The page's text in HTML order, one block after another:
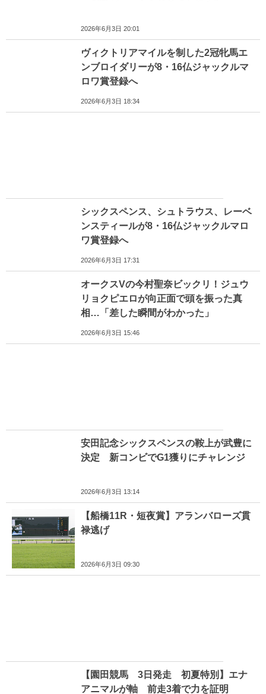
2026年6月3日 20:01
ヴィクトリアマイルを制した2冠牝馬エ
ンブロイダリーが8・16仏ジャックルマ
ロワ賞登録へ
2026年6月3日 18:34
シックスペンス、シュトラウス、レーベ
ンスティールが8・16仏ジャックルマロ
ワ賞登録へ
2026年6月3日 17:31
オークスVの今村聖奈ビックリ！ジュウ
リョクピエロが向正面で頭を振った真
相…「差した瞬間がわかった」
2026年6月3日 15:46
安田記念シックスペンスの鞍上が武豊に
決定 新コンビでG1獲りにチャレンジ
2026年6月3日 13:14
【船橋11R・短夜賞】アランバローズ貫
禄逃げ
2026年6月3日 09:30
【園田競馬 3日発走 初夏特別】エナ
アニマルが軸 前走3着で力を証明